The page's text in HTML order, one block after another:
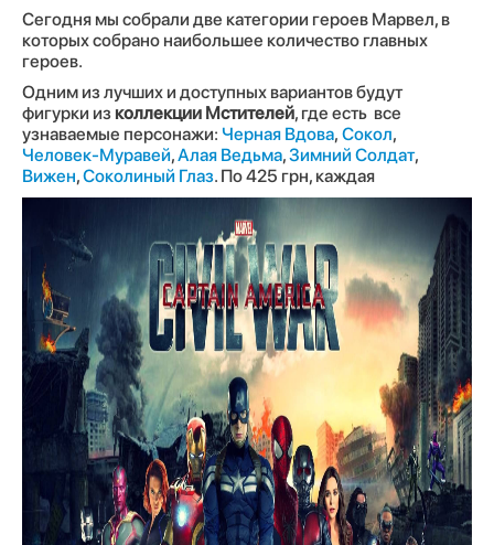
Сегодня мы собрали две категории героев Марвел, в
которых собрано наибольшее количество главных
героев.
Одним из лучших и доступных вариантов будут
фигурки из коллекции Мстителей, где есть все
узнаваемые персонажи: Черная Вдова, Сокол,
Человек-Муравей,Алая Ведьма,Зимний Солдат,
Вижен,Соколиный Глаз. По 425 грн, каждая